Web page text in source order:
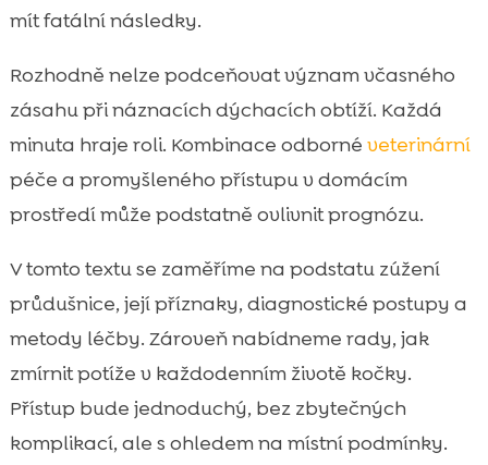
Kdy vyhledat veterináře a co čekat v
ordinaci
Diagnostika: jak se zúžení potvrdí
Léčebné možnosti: konzervativní vs.
chirurgické přístupy
Péče doma: jak našemu kocourovi či kočce
ulevit
Výživa a prevence zánětu dýchacích cest
CricksyCat v praxi: hypoalergenní volba
pro citlivé kočky
Bill mokré krmivo: jemné na dýchací cesty i
trávení
 Purrfect Life kočkolit: čistší vzduch v
domácnosti
mít fatální následky.
Rozhodně nelze podceňovat význam včasného
zásahu při náznacích dýchacích obtíží. Každá
minuta hraje roli. Kombinace odborné veterinární
péče a promyšleného přístupu v domácím
prostředí může podstatně ovlivnit prognózu.
V tomto textu se zaměříme na podstatu zúžení
průdušnice, její příznaky, diagnostické postupy a
metody léčby. Zároveň nabídneme rady, jak
zmírnit potíže v každodenním životě kočky.
Přístup bude jednoduchý, bez zbytečných
komplikací, ale s ohledem na místní podmínky.